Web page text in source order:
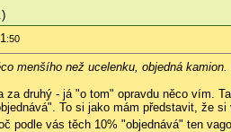
:50
menšího než ucelenku, objedná
druhý - já "o tom" opravdu něco vím.
To si jako mám představit, že
podle vás těch 10% "objednává" ten